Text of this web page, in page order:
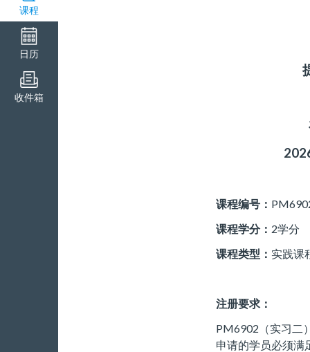
课程
日历
收件箱
课程编号：
课程学分： 2学分
课程类型： 实践课
注册要求：
PM6902（实习二
申请的学员必须满